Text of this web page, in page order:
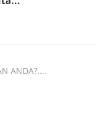
ANDA?....